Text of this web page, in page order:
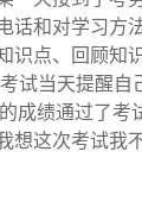
话和对学习方
识点、回顾知
考试当天提醒自
成绩通过了考
想这次考试我